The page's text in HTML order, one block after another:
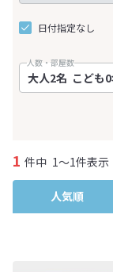
日付指定なし
人数・部屋数
1 件中 1～1件表示
人気順